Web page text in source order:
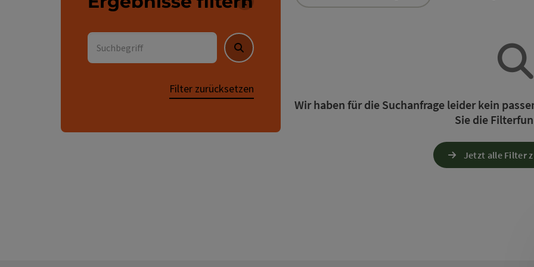
Suchbegriff
Suchen
Filter zurücksetzen
Wir haben für die Suchanfrage leider kein
Sie die
Jetzt alle Filter